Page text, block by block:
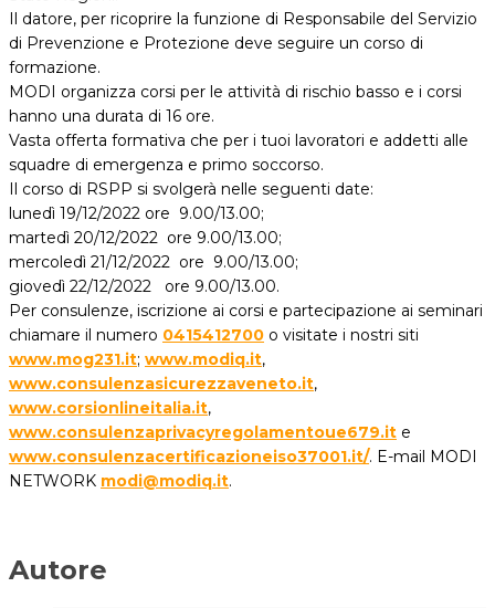
Il datore, per ricoprire la funzione di Responsabile del Servizio
di Prevenzione e Protezione deve seguire un corso di
formazione.
MODI organizza corsi per le attività di rischio basso e i corsi
hanno una durata di 16 ore.
Vasta offerta formativa che per i tuoi lavoratori e addetti alle
squadre di emergenza e primo soccorso.
Il corso di RSPP si svolgerà nelle seguenti date:
lunedì 19/12/2022 ore 9.00/13.00;
martedì 20/12/2022 ore 9.00/13.00;
mercoledì 21/12/2022 ore 9.00/13.00;
giovedì 22/12/2022 ore 9.00/13.00.
Per consulenze, iscrizione ai corsi e partecipazione ai seminari
chiamare il numero 0415412700 o visitate i nostri siti
www.mog231.it; www.modiq.it,
www.consulenzasicurezzaveneto.it,
www.corsionlineitalia.it,
www.consulenzaprivacyregolamentoue679.it e
www.consulenzacertificazioneiso37001.it/. E-mail MODI
NETWORK modi@modiq.it.
Autore